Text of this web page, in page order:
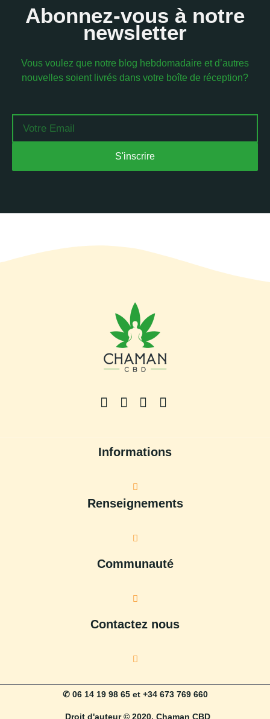
Abonnez-vous à notre
newsletter
Vous voulez que notre blog hebdomadaire et d’autres
nouvelles soient livrés dans votre boîte de réception?
S'inscrire
Informations
Renseignements
Communauté
Contactez nous
✆ 06 14 19 98 65 et +34 673 769 660
Droit d'auteur © 2020, Chaman CBD